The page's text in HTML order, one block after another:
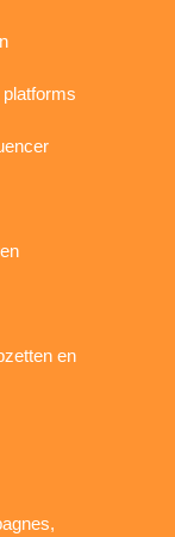
en